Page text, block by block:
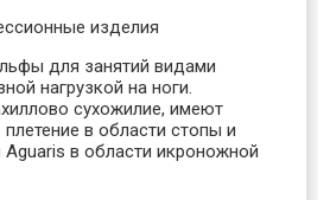
изделия
для занятий видами
нагрузкой на ноги.
сухожилие, имеют
в области стопы и
Aguaris в области икроножной